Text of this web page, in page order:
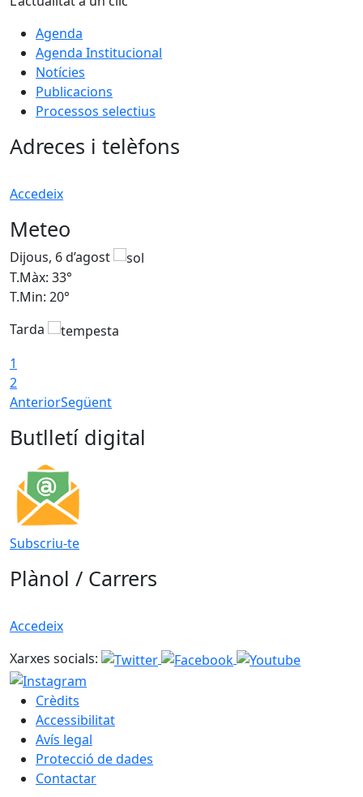
Agenda
Agenda Institucional
Notícies
Publicacions
Processos selectius
Adreces i telèfons
Accedeix
Meteo
Dijous, 6 d’agost
T.Màx: 33°
T.Min: 20°
Tarda
1
2
AnteriorSegüent
Butlletí digital
Subscriu-te
Plànol / Carrers
Accedeix
Xarxes socials:
Crèdits
Accessibilitat
Avís legal
Protecció de dades
Contactar